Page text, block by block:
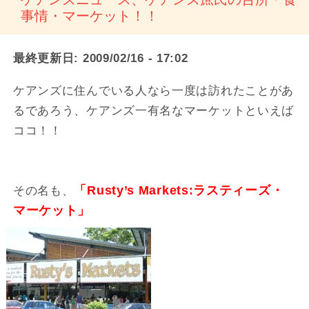
事情・マーケット！！
最終更新日: 2009/02/16 - 17:02
ケアンズに住んでいる人なら一度は訪れたことがあ
るであろう、ケアンズ一有名なマーケットといえば
ココ！！
その名も、
「Rusty’s Markets:ラスティーズ・
マーケット」